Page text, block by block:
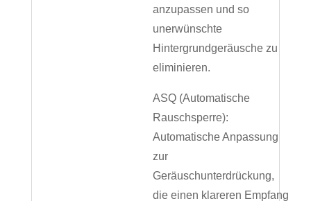
anzupassen und so
unerwünschte
Hintergrundgeräusche zu
eliminieren.
ASQ (Automatische
Rauschsperre):
Automatische Anpassung
zur
Geräuschunterdrückung,
die einen klareren Empfang